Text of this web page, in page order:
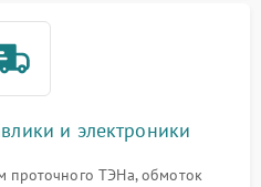
и электроники
проточного ТЭНа, обмоток